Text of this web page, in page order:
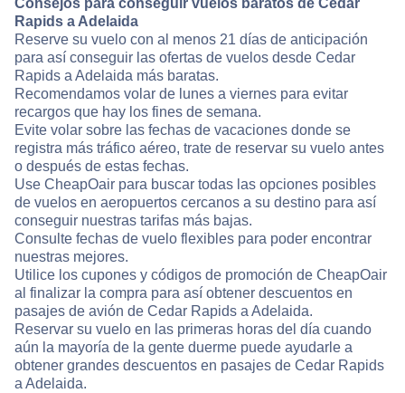
Consejos para conseguir vuelos baratos de Cedar
Rapids a Adelaida
Reserve su vuelo con al menos 21 días de anticipación
para así conseguir las ofertas de vuelos desde Cedar
Rapids a Adelaida más baratas.
Recomendamos volar de lunes a viernes para evitar
recargos que hay los fines de semana.
Evite volar sobre las fechas de vacaciones donde se
registra más tráfico aéreo, trate de reservar su vuelo antes
o después de estas fechas.
Use CheapOair para buscar todas las opciones posibles
de vuelos en aeropuertos cercanos a su destino para así
conseguir nuestras tarifas más bajas.
Consulte fechas de vuelo flexibles para poder encontrar
nuestras mejores.
Utilice los cupones y códigos de promoción de CheapOair
al finalizar la compra para así obtener descuentos en
pasajes de avión de Cedar Rapids a Adelaida.
Reservar su vuelo en las primeras horas del día cuando
aún la mayoría de la gente duerme puede ayudarle a
obtener grandes descuentos en pasajes de Cedar Rapids
a Adelaida.